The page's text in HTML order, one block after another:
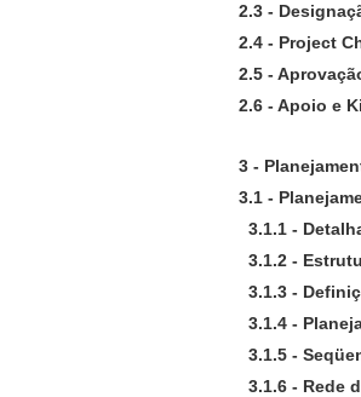
2.3 -
2.4 - Project
2.5 -
2.6 - Apoio e
3 -
3.1 -
3.1.1 -
3.1.2 -
3.1.3 -
3.1.4 -
3.1.5 -
3.1.6 - Rede